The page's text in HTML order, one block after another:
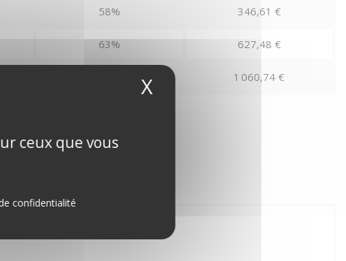
ceux que vous
confidentialité
X Masquer le
58% 346,61 €
63% 627,48 €
1 060,74 €